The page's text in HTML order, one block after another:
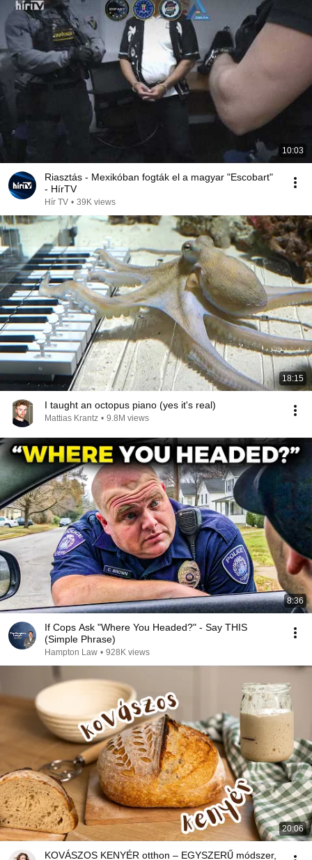
10:03
Riasztás - Mexikóban fogták el a magyar "Escobart"
- HírTV
Hír TV • 39K views
18:15
I taught an octopus piano (yes it's real)
Mattias Krantz • 9.8M views
8:36
If Cops Ask "Where You Headed?" - Say THIS
(Simple Phrase)
Hampton Law • 928K views
20:06
KOVÁSZOS KENYÉR otthon – EGYSZERŰ módszer,